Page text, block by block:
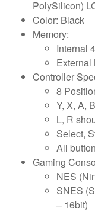
PolySilicon)
Color: Black
Memory:
Internal
External
Controller
8
Y, X, A,
L, R
Select,
All
Gaming
NES
SNES
– 16bit)